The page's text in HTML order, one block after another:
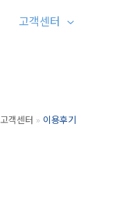
고객센터
고객센터 이용후기